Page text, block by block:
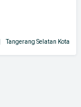
Tangerang Selatan Kota